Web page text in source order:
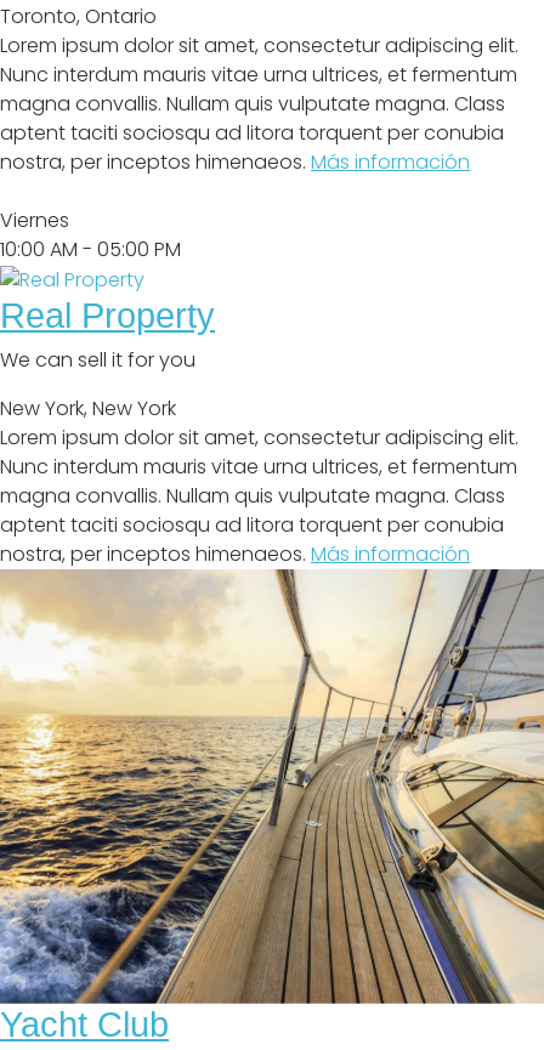
Toronto, Ontario
Lorem ipsum dolor sit amet, consectetur adipiscing elit.
Nunc interdum mauris vitae urna ultrices, et fermentum
magna convallis. Nullam quis vulputate magna. Class
aptent taciti sociosqu ad litora torquent per conubia
nostra, per inceptos himenaeos. Más información
Viernes
10:00 AM - 05:00 PM
Real Property
We can sell it for you
New York, New York
Lorem ipsum dolor sit amet, consectetur adipiscing elit.
Nunc interdum mauris vitae urna ultrices, et fermentum
magna convallis. Nullam quis vulputate magna. Class
aptent taciti sociosqu ad litora torquent per conubia
nostra, per inceptos himenaeos. Más información
Yacht Club